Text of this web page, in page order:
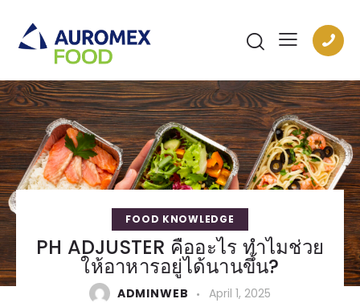
FOOD KNOWLEDGE
PH ADJUSTER คืออะไร ทำไมช่วย
ให้อาหารอยู่ได้นานขึ้น?
ADMINWEB April 1, 2025